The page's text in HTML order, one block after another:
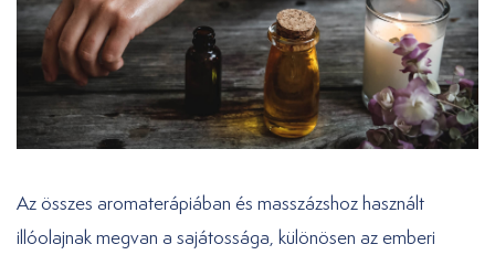
Az összes aromaterápiában és masszázshoz használt
illóolajnak megvan a sajátossága, különösen az emberi